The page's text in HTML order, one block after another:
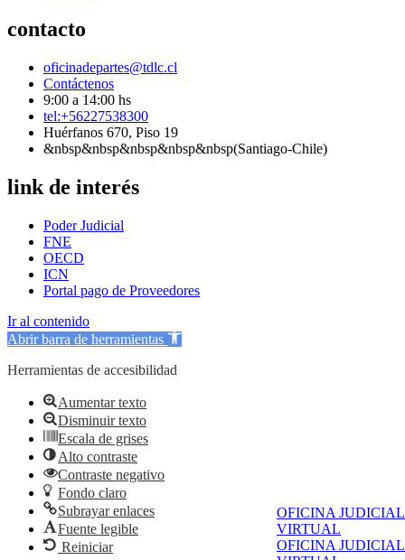
OFICINA JUDICIAL
VIRTUAL
OFICINA JUDICIAL
contacto
oficinadepartes@tdlc.cl
Contáctenos
9:00 a 14:00 hs
tel:+56227538300
Huérfanos 670, Piso 19
&nbsp&nbsp&nbsp&nbsp&nbsp(Santiago-Chile)
link de interés
Poder Judicial
FNE
OECD
ICN
Portal pago de Proveedores
Ir al contenido
Abrir barra de herramientas
Herramientas de accesibilidad
Aumentar texto
Disminuir texto
Escala de grises
Alto contraste
Contraste negativo
Fondo claro
Subrayar enlaces
Fuente legible
Reiniciar